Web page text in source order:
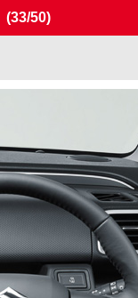
(33/50)